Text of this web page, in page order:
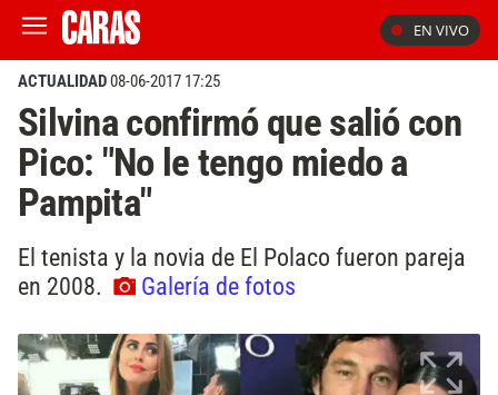
EN VIVO
ACTUALIDAD08-06-2017 17:25
Silvina confirmó que salió con
Pico: "No le tengo miedo a
Pampita"
El tenista y la novia de El Polaco fueron pareja
en 2008.
Galería de fotos